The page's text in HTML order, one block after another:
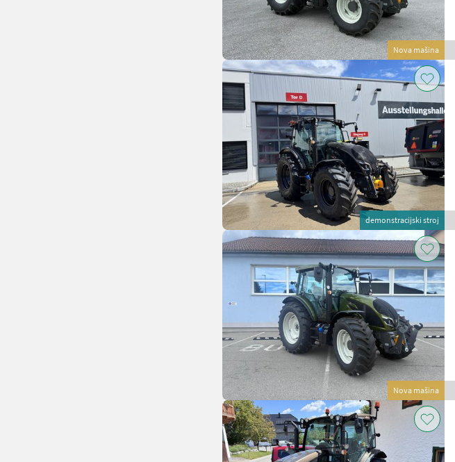
Nova mašina
demonstracijski stroj
Nova mašina